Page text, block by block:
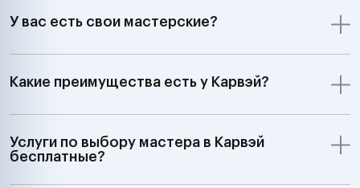
У вас есть свои мастерские?
Какие преимущества есть у Карвэй?
Услуги по выбору мастера в Карвэй
бесплатные?